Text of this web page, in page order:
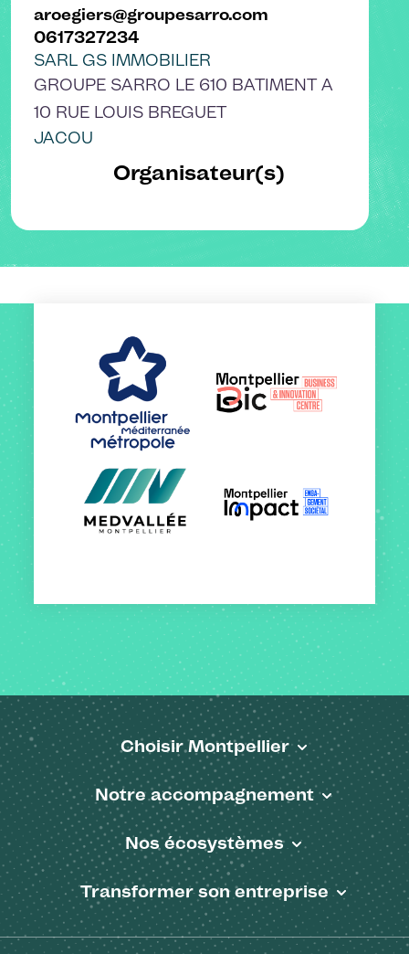
aroegiers@groupesarro.com
0617327234
SARL GS IMMOBILIER
GROUPE SARRO LE 610 BATIMENT A
10 RUE LOUIS BREGUET
JACOU
Organisateur(s)
Pied de page
Choisir Montpellier
Notre accompagnement
Nos écosystèmes
Transformer son entreprise